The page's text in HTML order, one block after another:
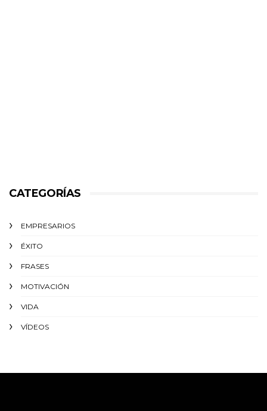
CATEGORÍAS
EMPRESARIOS
ÉXITO‬
FRASES
MOTIVACIÓN
VIDA
VÍDEOS